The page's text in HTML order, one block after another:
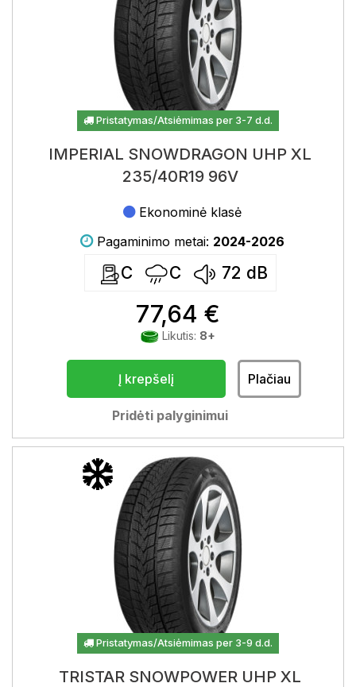
Pristatymas/Atsiėmimas per 3-7 d.d.
IMPERIAL SNOWDRAGON UHP XL
235/40R19 96V
Ekonominė klasė
Pagaminimo metai: 2024-2026
C C 72 dB
77,64 €
Likutis: 8+
Į krepšelį Plačiau
Pridėti palyginimui
Pristatymas/Atsiėmimas per 3-9 d.d.
TRISTAR SNOWPOWER UHP XL